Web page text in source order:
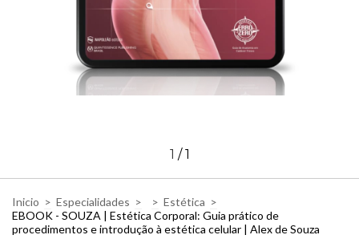
1 /1
Inicio > Especialidades > > Estética >
EBOOK - SOUZA | Estética Corporal: Guia prático de
procedimentos e introdução à estética celular | Alex de Souza